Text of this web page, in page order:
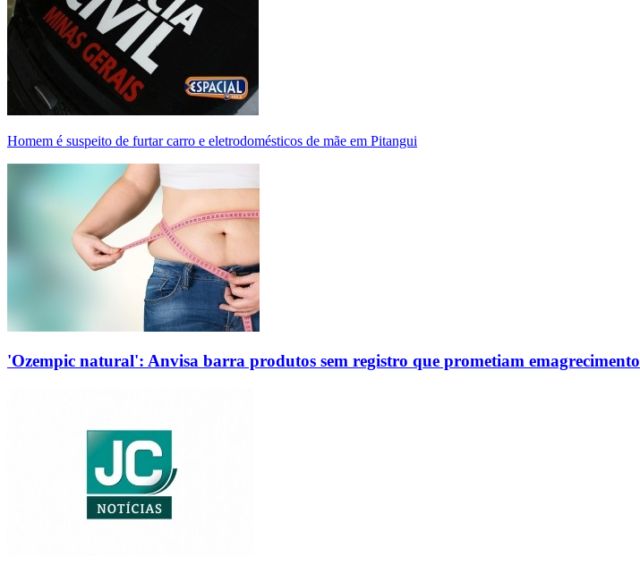
Homem é suspeito de furtar carro e eletrodomésticos de mãe em Pitangui
'Ozempic natural': Anvisa barra produtos sem registro que prometiam emagrecimento